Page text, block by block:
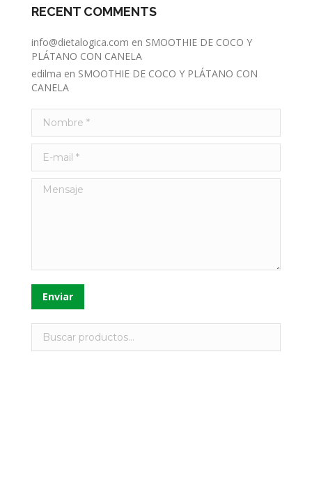
RECENT COMMENTS
info@dietalogica.com en SMOOTHIE DE COCO Y
PLÁTANO CON CANELA
edilma en SMOOTHIE DE COCO Y PLÁTANO CON
CANELA
Nombre *
E-mail *
Mensaje
Enviar